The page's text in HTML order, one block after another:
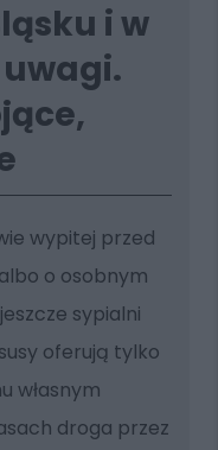
i w
wypitej przed
o osobnym
sypialni
oferują tylko
własnym
droga przez